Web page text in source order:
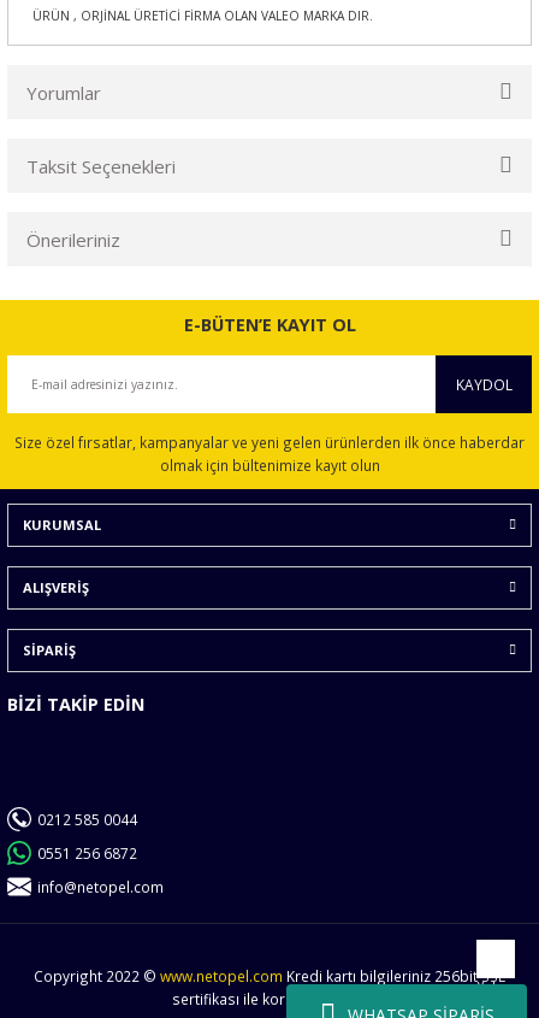
ÜRÜN , ORJİNAL ÜRETİCİ FİRMA OLAN VALEO MARKA DIR.
Yorumlar
Taksit Seçenekleri
Önerileriniz
Bu ürünün fiyat bilgisi, resim, ürün açıklamalarında ve diğer
konularda yetersiz gördüğünüz noktaları öneri formunu
Ürün açıklamasında eksik bilgiler bulunuyor.
Ürün bilgilerinde hatalar bulunuyor.
Ürün fiyatı diğer sitelerden daha pahalı.
Bu ürüne benzer farklı alternatifler olmalı.
E-BÜTEN’E KAYIT OL
KAYDOL
Size özel fırsatlar, kampanyalar ve yeni gelen ürünlerden ilk önce haberdar
olmak için bültenimize kayıt olun
KURUMSAL
ALIŞVERİŞ
SİPARİŞ
BİZİ TAKİP EDİN
0212 585 0044
0551 256 6872
info@netopel.com
Copyright 2022 © www.netopel.com Kredi kartı bilgileriniz 256bit SSL
sertifikası ile korunmaktadır.
Yukarı